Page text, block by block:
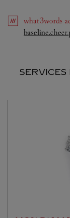
what3words